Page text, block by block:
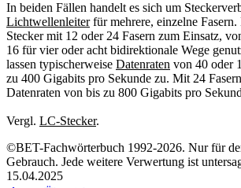
In beiden Fällen handelt es sich um
Lichtwellenleiterfür mehrere, einzelne
Stecker mit 12 oder 24 Fasern zum Einsatz,
16 für vier oder acht bidirektionale Wege
lassen typischerweise Datenraten von 40 oder
zu 400 Gigabits pro Sekunde zu. Mit 24
Datenraten von bis zu 800 Gigabits pro
Vergl. LC-Stecker.
©BET-Fachwörterbuch 1992-2026. Nur für
Gebrauch. Jede weitere Verwertung ist
15.04.2025